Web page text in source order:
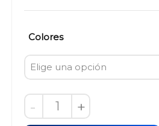
Colores
- +